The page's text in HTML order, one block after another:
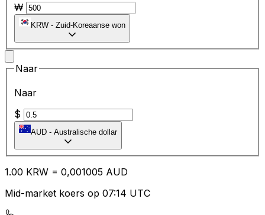
₩
KRW - Zuid-Koreaanse won
Naar
Naar
$
AUD - Australische dollar
1.00 KRW = 0,001005 AUD
Mid-market koers op 07:14 UTC